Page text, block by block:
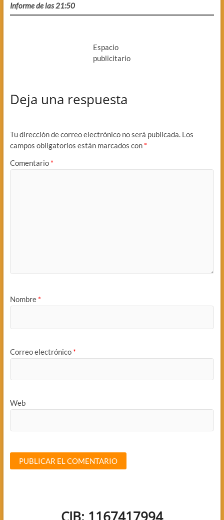
Informe de las 21:50
Espacio
publicitario
Deja una respuesta
Tu dirección de correo electrónico no será publicada. Los
campos obligatorios están marcados con *
Comentario *
Nombre *
Correo electrónico *
Web
CIB: 1167417994